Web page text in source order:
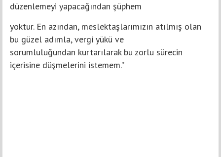
düzenlemeyi yapacağından şüphem
yoktur. En azından, meslektaşlarımızın atılmış olan
bu güzel adımla, vergi yükü ve
sorumluluğundan kurtarılarak bu zorlu sürecin
içerisine düşmelerini istemem.”